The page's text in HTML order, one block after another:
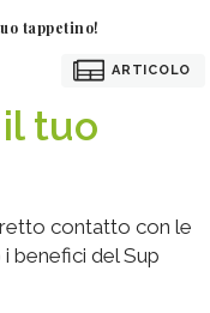
tappetino!
ARTICOLO
tuo
contatto con le
benefici del Sup